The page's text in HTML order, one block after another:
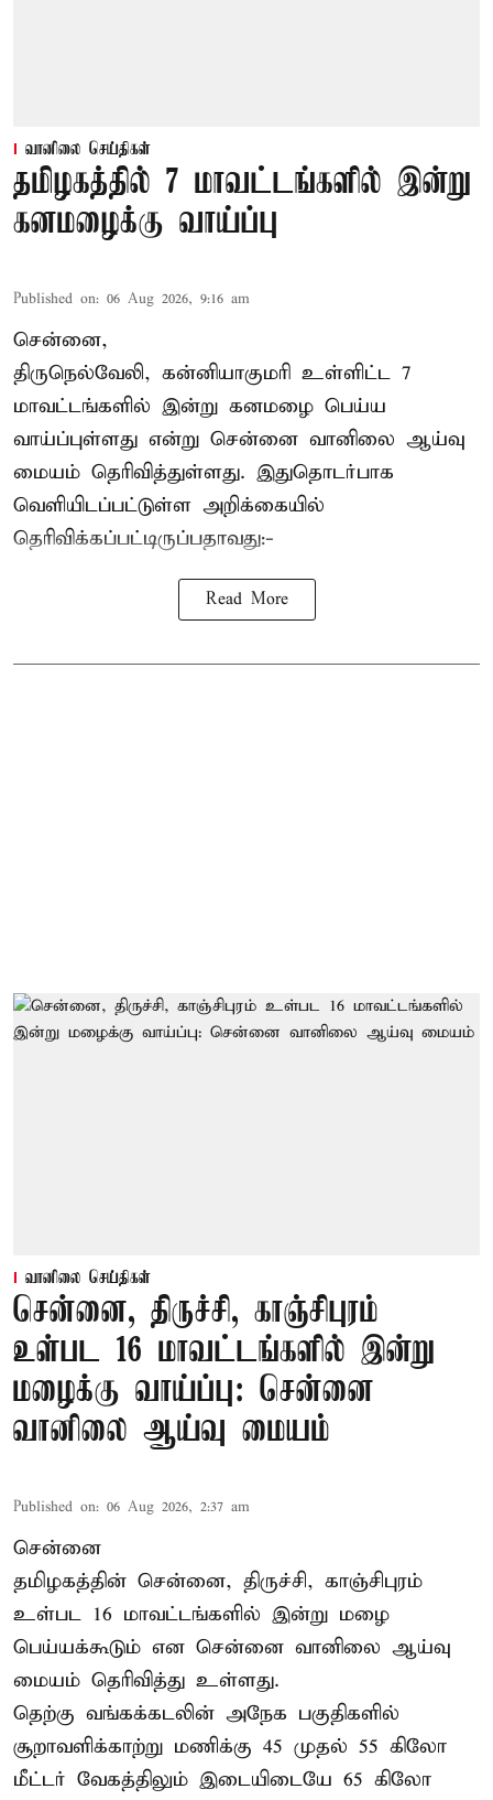
வானிலை செய்திகள்
தமிழகத்தில் 7 மாவட்டங்களில் இன்று
கனமழைக்கு வாய்ப்பு
Published on: 06 Aug 2026, 9:16 am
சென்னை,
திருநெல்வேலி, கன்னியாகுமரி உள்ளிட்ட 7
மாவட்டங்களில் இன்று கனமழை பெய்ய
வாய்ப்புள்ளது என்று சென்னை வானிலை ஆய்வு
மையம் தெரிவித்துள்ளது. இதுதொடர்பாக
வெளியிடப்பட்டுள்ள அறிக்கையில்
தெரிவிக்கப்பட்டிருப்பதாவது:-
Read More
வானிலை செய்திகள்
சென்னை, திருச்சி, காஞ்சிபுரம்
உள்பட 16 மாவட்டங்களில் இன்று
மழைக்கு வாய்ப்பு: சென்னை
வானிலை ஆய்வு மையம்
Published on: 06 Aug 2026, 2:37 am
சென்னை
தமிழகத்தின் சென்னை, திருச்சி, காஞ்சிபுரம்
உள்பட 16 மாவட்டங்களில் இன்று மழை
பெய்யக்கூடும் என சென்னை வானிலை ஆய்வு
மையம் தெரிவித்து உள்ளது.
தெற்கு வங்கக்கடலின் அநேக பகுதிகளில்
சூறாவளிக்காற்று மணிக்கு 45 முதல் 55 கிலோ
மீட்டர் வேகத்திலும் இடையிடையே 65 கிலோ